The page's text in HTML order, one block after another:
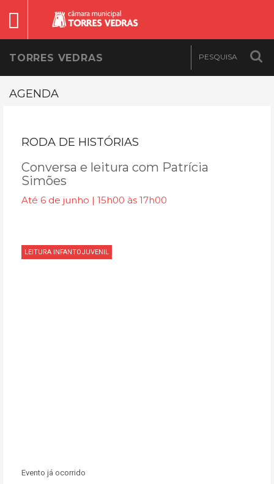
TORRES VEDRAS
AGENDA
RODA DE HISTÓRIAS
Conversa e leitura com Patrícia
Simões
Até 6 de junho | 15h00 às 17h00
LEITURA INFANTOJUVENIL
Evento já ocorrido